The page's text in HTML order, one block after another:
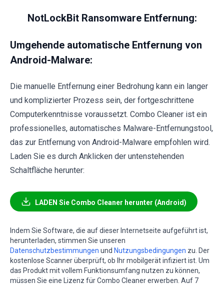
NotLockBit Ransomware Entfernung:
Umgehende automatische Entfernung von
Android-Malware:
Die manuelle Entfernung einer Bedrohung kann ein langer
und komplizierter Prozess sein, der fortgeschrittene
Computerkenntnisse voraussetzt. Combo Cleaner ist ein
professionelles, automatisches Malware-Entfernungstool,
das zur Entfernung von Android-Malware empfohlen wird.
Laden Sie es durch Anklicken der untenstehenden
Schaltfläche herunter:
LADEN Sie Combo Cleaner herunter (Android)
Indem Sie Software, die auf dieser Internetseite aufgeführt ist,
herunterladen, stimmen Sie unseren
Datenschutzbestimmungen und Nutzungsbedingungen zu. Der
kostenlose Scanner überprüft, ob Ihr mobilgerät infiziert ist. Um
das Produkt mit vollem Funktionsumfang nutzen zu können,
müssen Sie eine Lizenz für Combo Cleaner erwerben. Auf 7